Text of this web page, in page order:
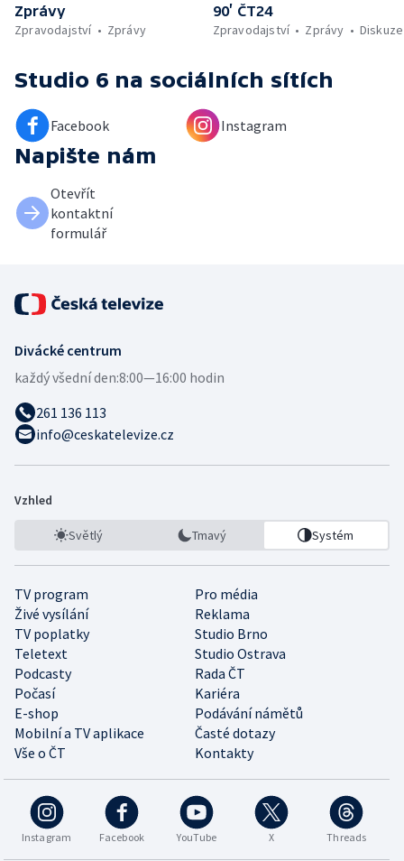
Zprávy
Zpravodajství
Zprávy
90’ ČT24
Zpravodajství
Zprávy Diskuze
Studio 6 na sociálních sítích
Facebook Instagram
Napište nám
Otevřít
kontaktní
formulář
Divácké centrum
každý všední den:8:00—16:00 hodin
261 136 113
info@ceskatelevize.cz
Vzhled
Světlý Tmavý Systém
TV program
Pro média
Živé vysílání
Reklama
TV poplatky
Studio Brno
Teletext
Studio Ostrava
Podcasty
Rada ČT
Počasí
Kariéra
E-shop
Podávání námětů
Mobilní a TV aplikace
Časté dotazy
Vše o ČT
Kontakty
Instagram Facebook YouTube X Threads